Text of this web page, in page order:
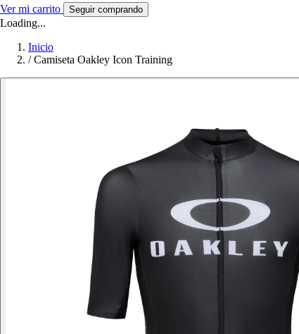
Ver mi carrito Seguir comprando
Loading...
Inicio
/ Camiseta Oakley Icon Training